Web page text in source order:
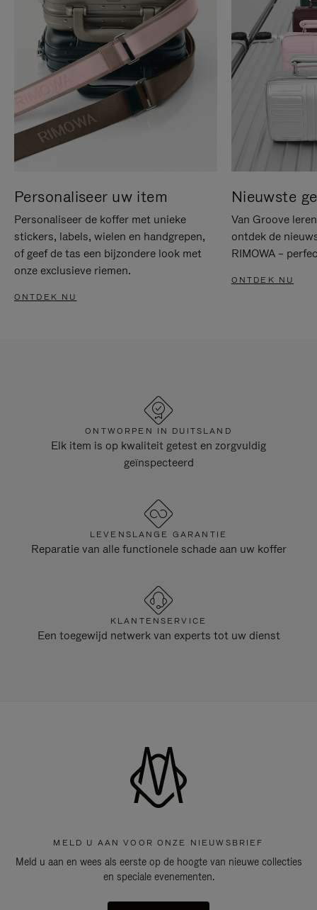
Personaliseer uw item
Personaliseer de koffer met unieke
stickers, labels, wielen en handgrepen,
of geef de tas een bijzondere look met
onze exclusieve riemen.
ONTDEK NU
Nieuwste
Van Groove
ontdek de
RIMOWA –
ONTDEK NU
ONTWORPEN IN DUITSLAND
Elk item is op kwaliteit getest en zorgvuldig
geïnspecteerd
LEVENSLANGE GARANTIE
Reparatie van alle functionele schade aan uw koffer
KLANTENSERVICE
Een toegewijd netwerk van experts tot uw dienst
MELD U AAN VOOR ONZE NIEUWSBRIEF
Meld u aan en wees als eerste op de hoogte van nieuwe collecties
en speciale evenementen.